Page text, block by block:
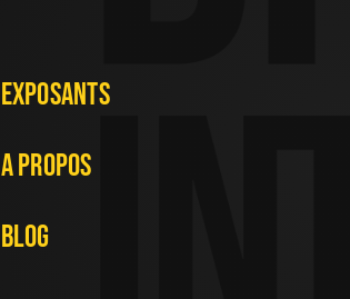
Exposants
A Propos
Blog